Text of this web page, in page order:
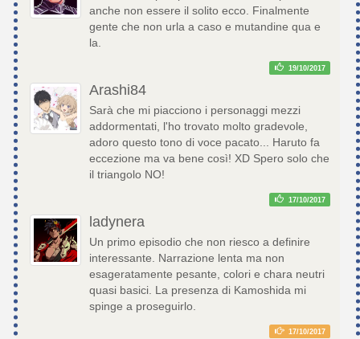
anche non essere il solito ecco. Finalmente
gente che non urla a caso e mutandine qua e
la.
19/10/2017
Arashi84
Sarà che mi piacciono i personaggi mezzi
addormentati, l'ho trovato molto gradevole,
adoro questo tono di voce pacato... Haruto fa
eccezione ma va bene così! XD Spero solo che
il triangolo NO!
17/10/2017
ladynera
Un primo episodio che non riesco a definire
interessante. Narrazione lenta ma non
esageratamente pesante, colori e chara neutri
quasi basici. La presenza di Kamoshida mi
spinge a proseguirlo.
17/10/2017